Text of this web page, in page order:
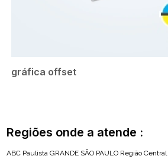
gráfica offset
Regiões onde a atende :
ABC Paulista GRANDE SÃO PAULO Região Central